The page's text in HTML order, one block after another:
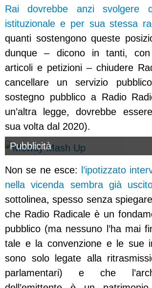
Rai dovrebbe anzi svolgere
istituzionale e per sua stessa
quanti sostengono queste
dunque – dicono in tanti, con
articoli e petizioni – chiudere
cancellare un servizio
sostegno pubblico a Radio
un’altra legge, dovrebbe
sua volta dal 2020).
Pubblicità
Non se ne esce:
l’ipotizzato
nella vicenda sembra già
sottolinea, spesso senza
che Radio Radicale è un
pubblico (ma nessuno l’ha mai
tale e la convenzione e le sue
sono solo legate alla
parlamentari) e che